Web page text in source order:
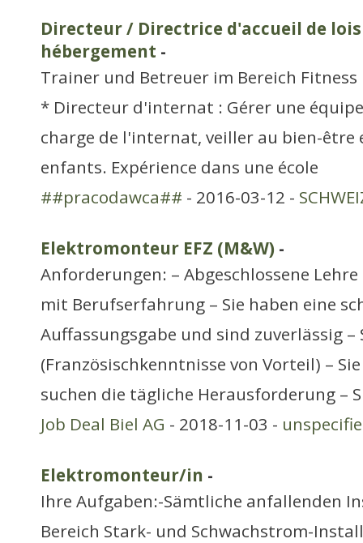
Directeur / Directrice d'accueil de
hébergement -
Trainer und Betreuer im Bereich
* Directeur d'internat : Gérer une
charge de l'internat, veiller au bien-être
enfants. Expérience dans une école
##pracodawca## - 2016-03-12 -
Elektromonteur EFZ (M&W) -
Anforderungen: – Abgeschlossene
mit Berufserfahrung – Sie haben eine
Auffassungsgabe und sind zuverlässig
(Französischkenntnisse von Vorteil) –
suchen die tägliche Herausforderung –
Job Deal Biel AG - 2018-11-03 -
Elektromonteur/in -
Ihre Aufgaben:-Sämtliche anfallenden
Bereich Stark- und Schwachstrom-